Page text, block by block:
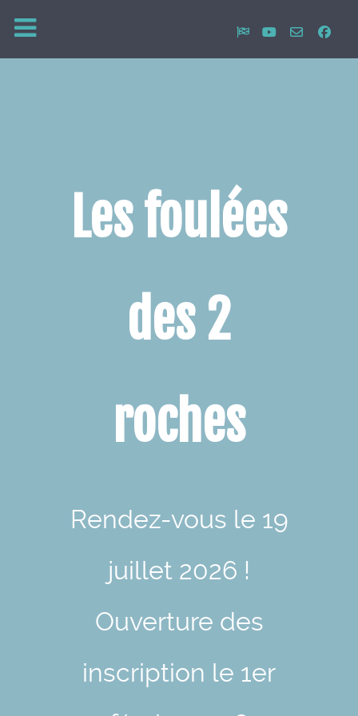
Les foulées
des 2
roches
Rendez-vous le 19
juillet 2026 !
Ouverture des
inscription le 1er